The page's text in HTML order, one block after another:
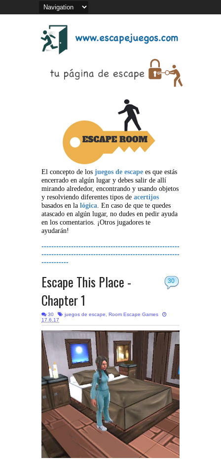
El concepto de los juegos de escape es que estás
encerrado en algún lugar y debes salir de allí
mirando alrededor, encontrando y usando objetos
y resolviendo diferentes tipos de acertijos
basados en la lógica. En caso de que te quedes
atascado en algún lugar, no dudes en pedir ayuda
en los comentarios. ¡Otros jugadores te
ayudarán!
--------------------------------------------------------
--------------------------------------------------------
-----------
30
Escape This Place -
Chapter 1
30 juegos de escape, Room Escape Games
17.6.17